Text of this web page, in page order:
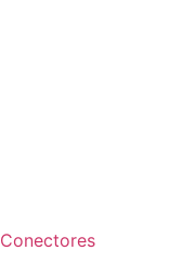
Conectores